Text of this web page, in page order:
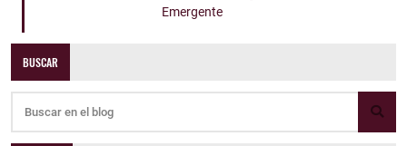
Emergente
BUSCAR